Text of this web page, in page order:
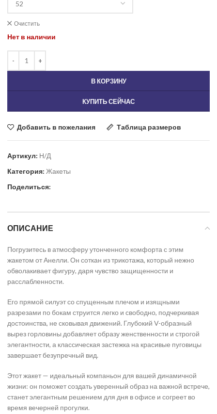
Очистить
Нет в наличии
В КОРЗИНУ
КУПИТЬ СЕЙЧАС
Добавить в пожелания Таблица размеров
Артикул: Н/Д
Категория: Жакеты
Поделиться:
ОПИСАНИЕ
Погрузитесь в атмосферу утонченного комфорта с этим
жакетом от Анелли. Он соткан из трикотажа, который нежно
обволакивает фигуру, даря чувство защищенности и
расслабленности.
Его прямой силуэт со спущенным плечом и изящными
разрезами по бокам струится легко и свободно, подчеркивая
достоинства, не сковывая движений. Глубокий V-образный
вырез горловины добавляет образу женственности и строгой
элегантности, а классическая застежка на красивые пуговицы
завершает безупречный вид.
Этот жакет — идеальный компаньон для вашей динамичной
жизни: он поможет создать уверенный образ на важной встрече,
станет элегантным решением для дня в офисе и согреет во
время вечерней прогулки.